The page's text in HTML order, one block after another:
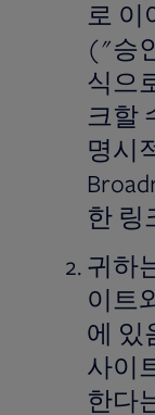
로 이
("승
식으
크할
명시
한 링
귀하
이트
에 있
사이
한다